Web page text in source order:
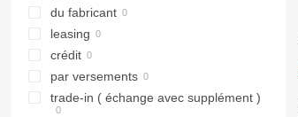
du fabricant
leasing
crédit
par versements
trade-in ( échange avec supplément )